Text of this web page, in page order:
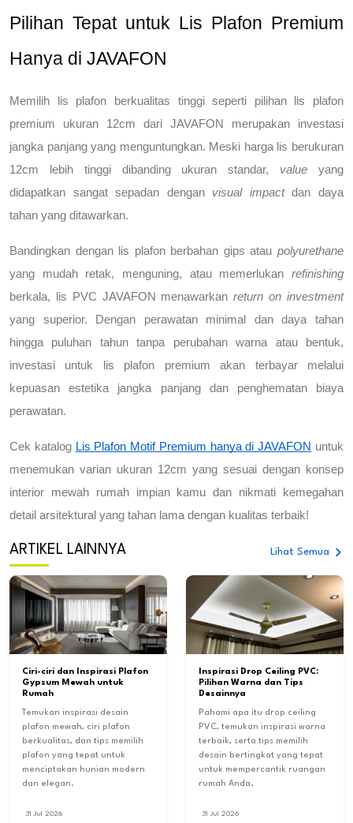
Pilihan Tepat untuk Lis Plafon Premium
Hanya di JAVAFON
Memilih lis plafon berkualitas tinggi seperti pilihan lis plafon
premium ukuran 12cm dari JAVAFON merupakan investasi
jangka panjang yang menguntungkan. Meski harga lis berukuran
12cm lebih tinggi dibanding ukuran standar, value yang
didapatkan sangat sepadan dengan visual impact dan daya
tahan yang ditawarkan.
Bandingkan dengan lis plafon berbahan gips atau polyurethane
yang mudah retak, menguning, atau memerlukan refinishing
berkala, lis PVC JAVAFON menawarkan return on investment
yang superior. Dengan perawatan minimal dan daya tahan
hingga puluhan tahun tanpa perubahan warna atau bentuk,
investasi untuk lis plafon premium akan terbayar melalui
kepuasan estetika jangka panjang dan penghematan biaya
perawatan.
Cek katalog Lis Plafon Motif Premium hanya di JAVAFON untuk
menemukan varian ukuran 12cm yang sesuai dengan konsep
interior mewah rumah impian kamu dan nikmati kemegahan
detail arsitektural yang tahan lama dengan kualitas terbaik!
ARTIKEL LAINNYA Lihat Semua
Ciri-ciri dan Inspirasi Plafon
Gypsum Mewah untuk
Rumah
Temukan inspirasi desain
plafon mewah, ciri plafon
berkualitas, dan tips memilih
plafon yang tepat untuk
menciptakan hunian modern
dan elegan.
31 Jul 2026
Inspirasi Drop Ceiling PVC:
Pilihan Warna dan Tips
Desainnya
Pahami apa itu drop ceiling
PVC, temukan inspirasi warna
terbaik, serta tips memilih
desain bertingkat yang tepat
untuk mempercantik ruangan
rumah Anda.
31 Jul 2026